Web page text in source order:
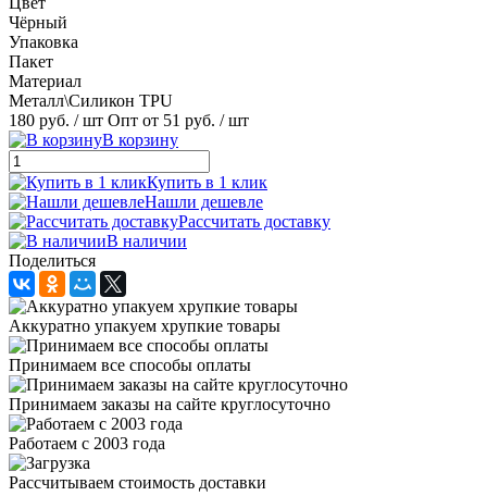
Чёрный
Упаковка
Пакет
Материал
Металл\Силикон TPU
180 руб. / шт Опт от 51 руб. / шт
В корзину
Купить в 1 клик
Нашли дешевле
Рассчитать доставку
В наличии
Поделиться
Аккуратно упакуем хрупкие товары
Принимаем все способы оплаты
Принимаем заказы на сайте круглосуточно
Работаем с 2003 года
Рассчитываем стоимость доставки